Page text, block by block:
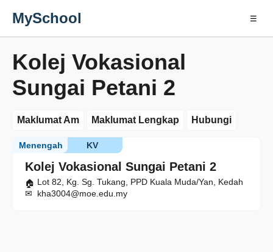
MySchool ☰
Kolej Vokasional
Sungai Petani 2
Maklumat Am Maklumat Lengkap Hubungi
Kolej Vokasional Sungai Petani 2
KV
Menengah
Lot 82, Kg. Sg. Tukang, PPD Kuala Muda/Yan, Kedah
kha3004@moe.edu.my